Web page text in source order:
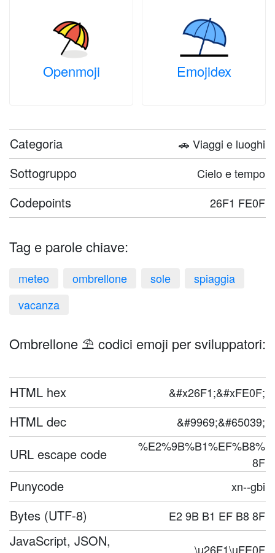
Openmoji Emojidex
Categoria 🚗 Viaggi e luoghi
Sottogruppo Cielo e tempo
Codepoints 26F1 FE0F
Tag e parole chiave:
meteo ombrellone sole
spiaggia
vacanza
Ombrellone ⛱️ codici emoji per sviluppatori:
HTML hex &#x26F1;&#xFE0F;
HTML dec &#9969;&#65039;
URL escape code
%E2%9B%B1%EF%B8%
8F
Punycode xn--gbi
Bytes (UTF-8) E2 9B B1 EF B8 8F
JavaScript, JSON,
\u26F1\uFE0F